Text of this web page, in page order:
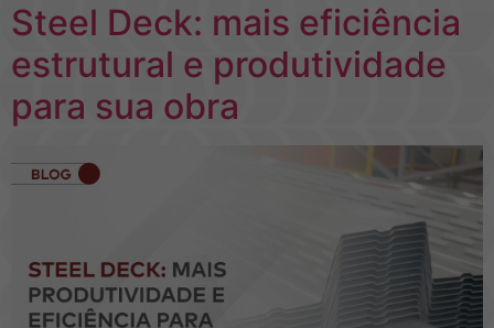
Steel Deck: mais eficiência
estrutural e produtividade
para sua obra